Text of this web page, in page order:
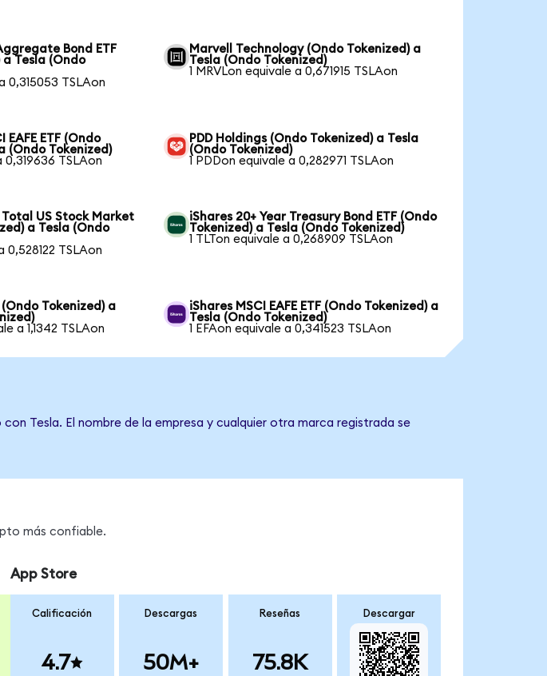
Bond ETF
a Tesla (Ondo
0,315053 TSLAon
Marvell Technology (Ondo Tokenized) a
Tesla (Ondo Tokenized)
1 MRVLon equivale a 0,671915 TSLAon
EAFE ETF (Ondo
(Ondo Tokenized)
0,319636 TSLAon
PDD Holdings (Ondo Tokenized) a Tesla
(Ondo Tokenized)
1 PDDon equivale a 0,282971 TSLAon
Total US Stock Market
a Tesla (Ondo
0,528122 TSLAon
iShares 20+ Year Treasury Bond ETF (Ondo
Tokenized) a Tesla (Ondo Tokenized)
1 TLTon equivale a 0,268909 TSLAon
Tokenized) a
a 1,1342 TSLAon
iShares MSCI EAFE ETF (Ondo Tokenized) a
Tesla (Ondo Tokenized)
1 EFAon equivale a 0,341523 TSLAon
Tesla. El nombre de la empresa y cualquier otra marca registrada se
más confiable.
App Store
Calificación
4.7
Descargas
50M+
Reseñas
75.8K
Descargar